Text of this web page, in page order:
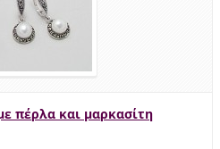
πέρλα και μαρκασίτη